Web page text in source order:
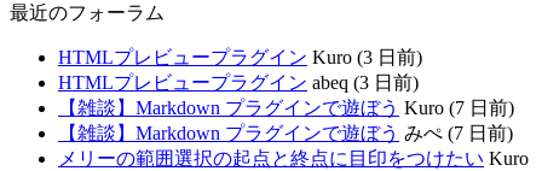
最近のフォーラム
HTMLプレビュープラグイン Kuro (3 日前)
HTMLプレビュープラグイン abeq (3 日前)
【雑談】Markdown プラグインで遊ぼう Kuro (7 日前)
【雑談】Markdown プラグインで遊ぼう みぺ (7 日前)
メリーの範囲選択の起点と終点に目印をつけたい Kuro